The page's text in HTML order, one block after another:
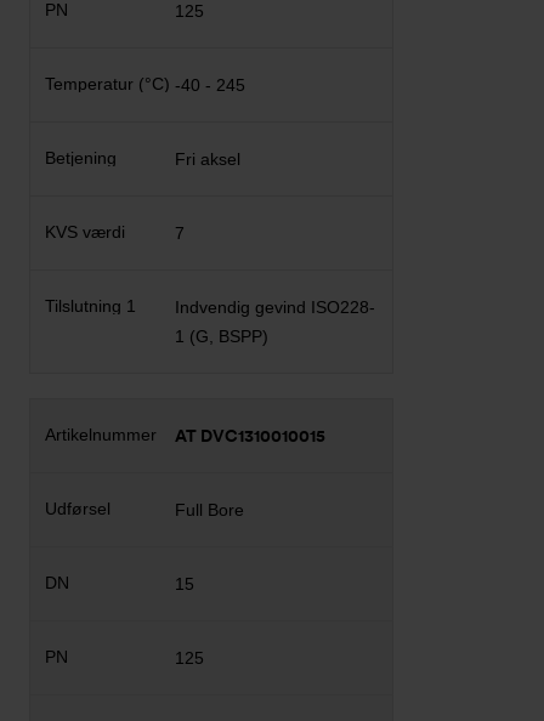
125
-40 - 245
Fri aksel
7
Indvendig gevind ISO228-
1 (G, BSPP)
AT DVC1310010015
Full Bore
15
125